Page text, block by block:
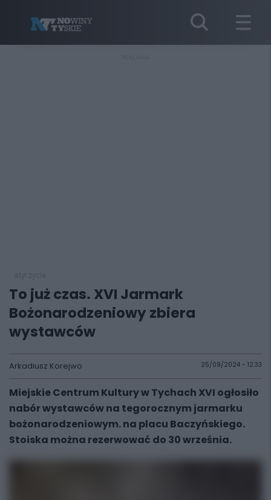
To już czas. XVI Jarmark
Bożonarodzeniowy zbiera
wystawców
Arkadiusz Korejwo 25/09/2024 - 12:33
Miejskie Centrum Kultury w Tychach XVI ogłosiło
nabór wystawców na tegorocznym jarmarku
bożonarodzeniowym. na placu Baczyńskiego.
Stoiska można rezerwować do 30 września.